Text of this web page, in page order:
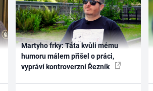
Martyho frky: Táta kvůli mému
humoru málem přišel o práci,
vypráví kontroverzní Řezník